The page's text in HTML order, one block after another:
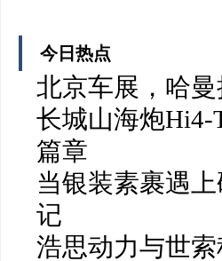
今日热点
北京车展，哈
长城山海炮Hi4-
篇章
当银装素裹遇
记
浩思动力与世索